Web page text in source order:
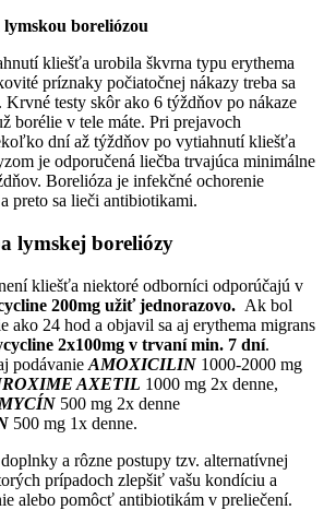
boreliózou
kliešťa urobila škvrna typu erythema
príznaky počiatočnej nákazy treba sa
testy skôr ako 6 týždňov po nákaze
borélie v tele máte. Pri prejavoch
dní až týždňov po vytiahnutí kliešťa
je odporučená liečba trvajúca minimálne
Borelióza je infekčné ochorenie
preto sa lieči antibiotikami.
lymskej boreliózy
kliešťa niektoré odborníci odporúčajú v
200mg užiť jednorazovo. Ak bol
ako 24 hod a objavil sa aj erythema migrans
2x100mg v trvaní min. 7 dní.
podávanie AMOXICILIN 1000-2000 mg
AXETIL 1000 mg 2x denne,
500 mg 2x denne
500 mg 1x denne.
a rôzne postupy tzv. alternatívnej
prípadoch zlepšiť vašu kondíciu a
alebo pomôcť antibiotikám v preliečení.